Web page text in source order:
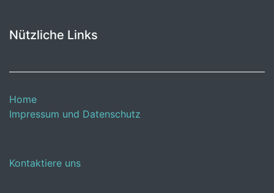
Nützliche Links
Home
Impressum und Datenschutz
Kontaktiere uns